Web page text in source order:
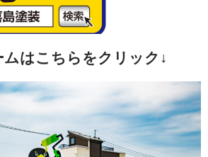
はこちらをクリック↓